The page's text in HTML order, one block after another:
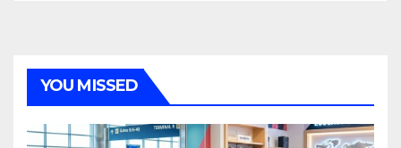
YOU MISSED